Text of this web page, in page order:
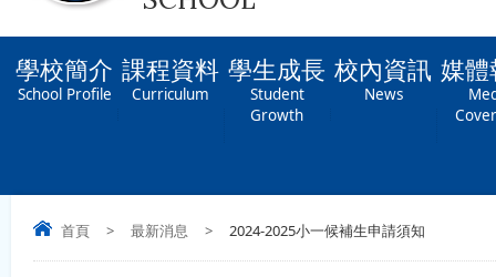
學校簡介
School Profile
課程資料
Curriculum
學生成長
Student
Growth
校內資訊
News
媒
首頁 > 最新消息 > 2024-2025小一候補生申請須知